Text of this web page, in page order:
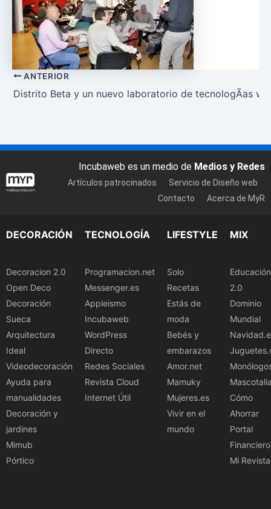
ANTERIOR
Distrito Beta y un nuevo laboratorio de tecnologÃ­as
Incubaweb es un medio de Medios y Redes
Artículos patrocinados
Servicio de Diseño web
Contacto
Acerca de MyR
DECORACIÓN
Decoracion 2.0
Open Deco
Decoración
Sueca
Arquitectura
Ideal
Videodecoración
Ayuda para
manualidades
Decoración y
jardines
Mimub
Pórtico
TECNOLOGÍA
Programacion.net
Messenger.es
Appleismo
Incubaweb
WordPress
Directo
Redes Sociales
Revista Cloud
Internet Útil
LIFESTYLE
Solo
Recetas
Estás de
moda
Bebés y
embarazos
Amor.net
Mamuky
Mujeres.es
Vivir en el
mundo
MIX
Educación
2.0
Dominio
Mundial
Cómo
Ahorrar
Portal
Financiero
Mi Revista